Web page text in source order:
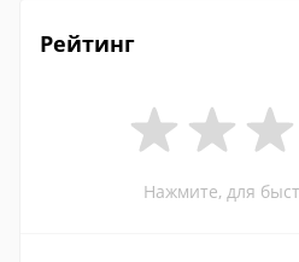
Рейтинг
Нажмите, для